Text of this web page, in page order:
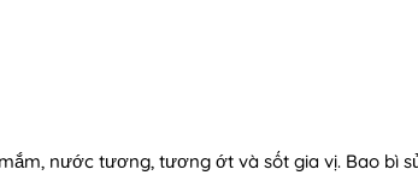
nước tương, tương ớt và sốt gia vị. Bao bì